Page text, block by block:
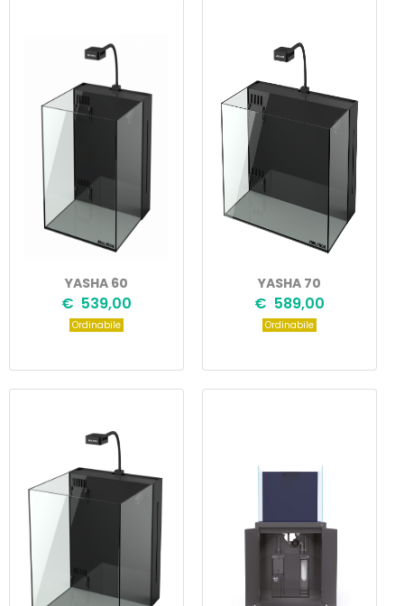
YASHA 60
€ 539,00
Ordinabile
YASHA 70
€ 589,00
Ordinabile